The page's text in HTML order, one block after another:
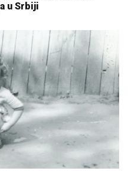
u Srbiji